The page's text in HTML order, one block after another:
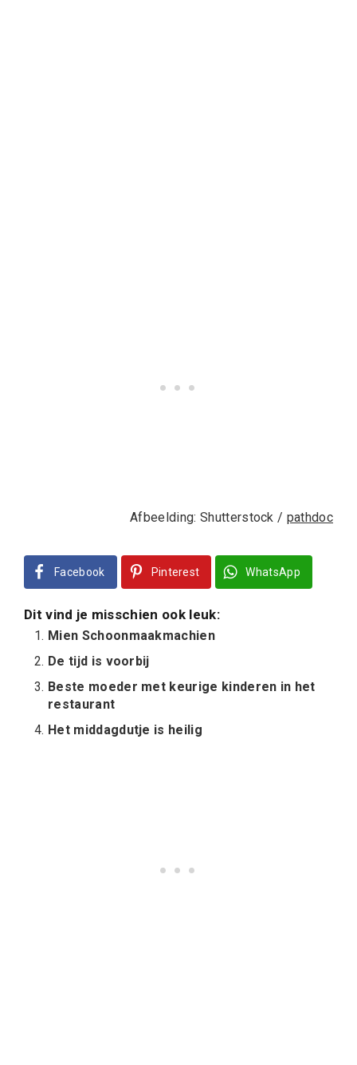
Afbeelding: Shutterstock / pathdoc
Facebook Pinterest WhatsApp
Dit vind je misschien ook leuk:
Mien Schoonmaakmachien
De tijd is voorbij
Beste moeder met keurige kinderen in het
restaurant
Het middagdutje is heilig